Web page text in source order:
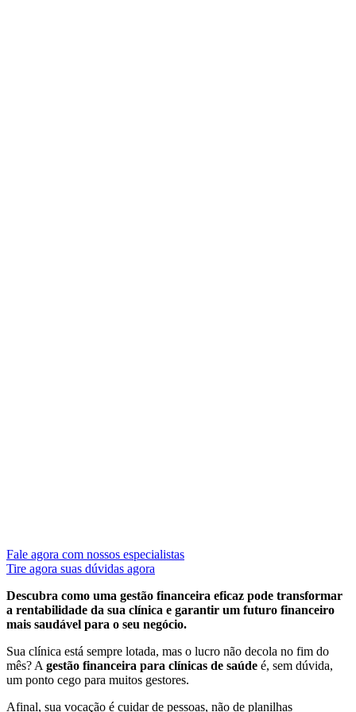
Fale agora com nossos especialistas
Tire agora suas dúvidas agora
Descubra como uma gestão financeira eficaz pode transformar
a rentabilidade da sua clínica e garantir um futuro financeiro
mais saudável para o seu negócio.
Sua clínica está sempre lotada, mas o lucro não decola no fim do
mês? A gestão financeira para clínicas de saúde é, sem dúvida,
um ponto cego para muitos gestores.
Afinal, sua vocação é cuidar de pessoas, não de planilhas